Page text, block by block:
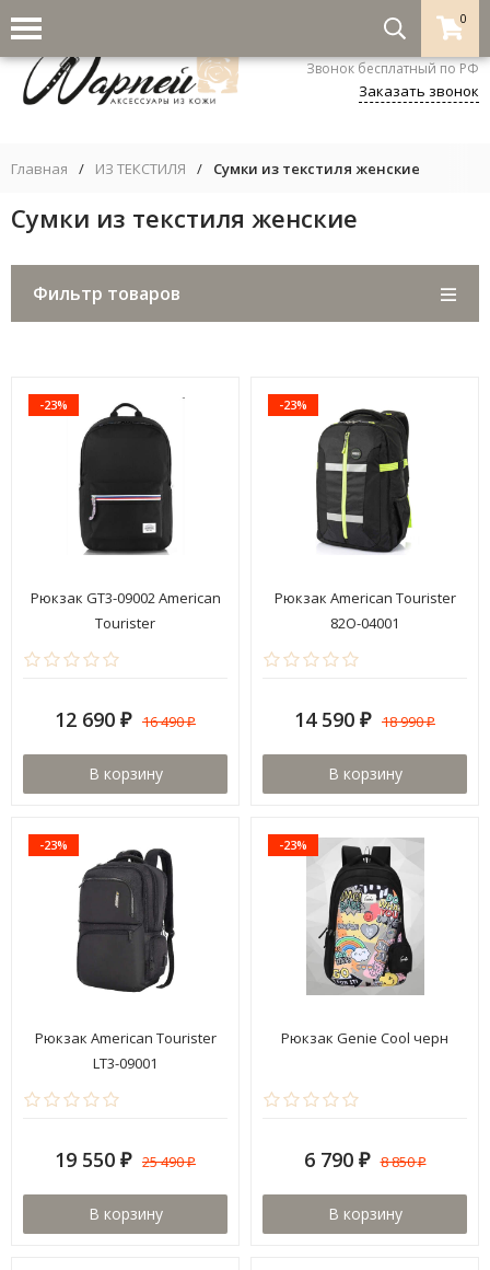
0
8-800-333-5530
Звонок бесплатный по РФ
Заказать звонок
Главная / ИЗ ТЕКСТИЛЯ / Сумки из текстиля женские
Сумки из текстиля женские
Фильтр товаров
-23%
Рюкзак GT3-09002 American
Tourister
12 690 ₽ 16 490₽
В корзину
-23%
Рюкзак American Tourister
82O-04001
14 590 ₽ 18 990₽
В корзину
-23%
Рюкзак American Tourister
LT3-09001
19 550 ₽ 25 490₽
В корзину
-23%
Рюкзак Genie Cool черн
6 790 ₽ 8 850₽
В корзину